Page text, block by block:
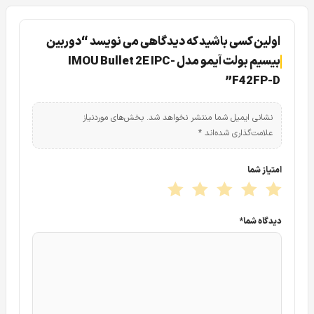
قابلیت های دوربین ایمو IPC-F42FP-D
اولین کسی باشید که دیدگاهی می نویسد “دوربین
بیسیم بولت آیمو مدل IMOU Bullet 2E IPC-
F42FP-D”
نشانی ایمیل شما منتشر نخواهد شد. بخش‌های موردنیاز
علامت‌گذاری شده‌اند *
امتیاز شما
دیدگاه شما*